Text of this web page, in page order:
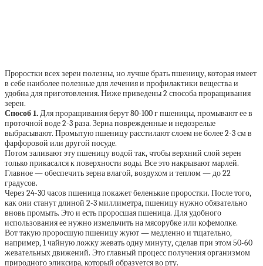
Проростки всех зерен полезны, но лучше брать пшеницу, которая имеет
в себе наиболее полезные для лечения и профилактики вещества и
удобна для приготовления. Ниже приведены 2 способа проращивания
зерен.
Способ 1.Для проращивания берут 80-100 г пшеницы, промывают ее в
проточной воде 2-3 раза. Зерна поврежденные и недозрелые
выбрасывают. Промытую пшеницу расстилают слоем не более 2-3 см в
фарфоровой или другой посуде.
Потом заливают эту пшеницу водой так, чтобы верхний слой зерен
только прикасался к поверхности воды. Все это накрывают марлей.
Главное — обеспечить зерна влагой, воздухом и теплом — до 22
градусов.
Через 24-30 часов пшеница покажет беленькие проростки. После того,
как они станут длиной 2-3 миллиметра, пшеницу нужно обязательно
вновь промыть. Это и есть проросшая пшеница. Для удобного
использования ее нужно измельчить на мясорубке или кофемолке.
Вот такую проросшую пшеницу жуют — медленно и тщательно,
например, 1 чайную ложку жевать одну минуту, сделав при этом 50-60
жевательных движений. Это главный процесс получения организмом
природного эликсира, который образуется во рту.